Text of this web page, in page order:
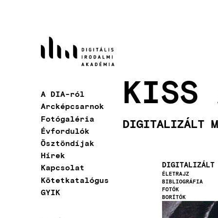
Fő
navigáció
A DIA-ról
Arcképcsarnok
Fotógaléria
Évfordulók
Ösztöndíjak
Hírek
Kapcsolat
Kötetkatalógus
GYIK
Kép
DIGITALIZÁLT
ÉLETRAJZ
BIBLIOGRÁFIA
FOTÓK
BORÍTÓK
KISS
DIGITALIZÁLT